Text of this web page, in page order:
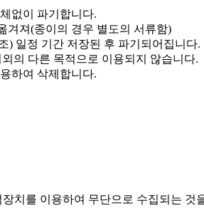
없이 파기합니다.
겨져(종이의 경우 별도의 서류함)
) 일정 기간 저장된 후 파기되어집니다.
의 다른 목적으로 이용되지 않습니다.
하여 삭제합니다.
치를 이용하여 무단으로 수집되는